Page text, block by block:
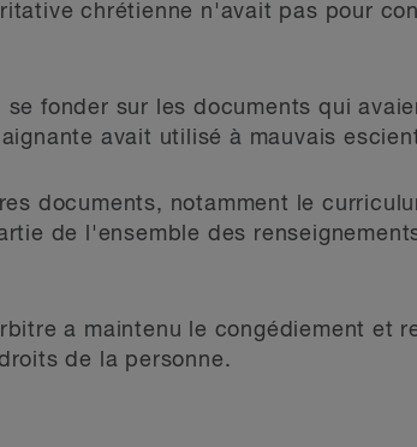
chrétienne n'avait pas pour
se fonder sur les documents qui
avait utilisé à mauvais
documents, notamment le
de l'ensemble des
a maintenu le congédiement et
de la personne.